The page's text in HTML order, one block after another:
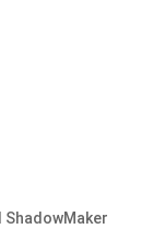
ShadowMaker